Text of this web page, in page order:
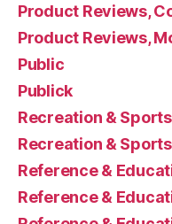
Product Reviews,
Product Reviews,
Public
Publick
Recreation &
Recreation &
Reference &
Reference &